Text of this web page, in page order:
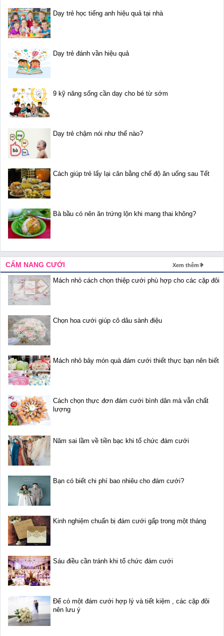
Dạy trẻ học tiếng anh hiệu quả tại nhà
Dạy trẻ đánh vần hiệu quả
9 kỹ năng sống cần dạy cho bé từ sớm
Dạy trẻ chậm nói như thế nào?
Cách giúp trẻ lấy lại cân bằng chế độ ăn uống sau Tết
Bà bầu có nên ăn trứng lộn khi mang thai không?
CẨM NANG CƯỚI Xem thêm
Mách nhỏ cách chọn thiệp cưới phù hợp cho các cặp đôi
Chọn hoa cưới giúp cô dâu sành điệu
Mách nhỏ bảy món quà đám cưới thiết thực bạn nên biết
Cách chọn thực đơn đám cưới bình dân mà vẫn chất
lượng
Năm sai lầm về tiền bạc khi tổ chức đám cưới
Bạn có biết chi phí bao nhiêu cho đám cưới?
Kinh nghiệm chuẩn bị đám cưới gấp trong một tháng
Sáu điều cần tránh khi tổ chức đám cưới
Để có một đám cưới hợp lý và tiết kiệm , các cặp đôi
nên lưu ý